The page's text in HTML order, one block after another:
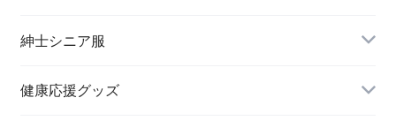
トップス
紳士シニア服
健康応援グッズ